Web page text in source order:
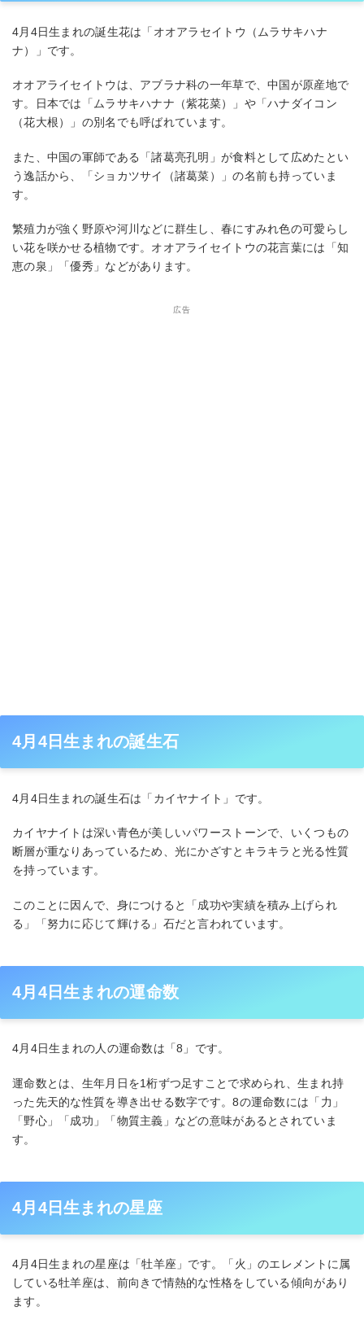
4月4日生まれの誕生花は「オオアラセイトウ（ムラサキハナ
ナ）」です。
オオアライセイトウは、アブラナ科の一年草で、中国が原産地で
す。日本では「ムラサキハナナ（紫花菜）」や「ハナダイコン
（花大根）」の別名でも呼ばれています。
また、中国の軍師である「諸葛亮孔明」が食料として広めたとい
う逸話から、「ショカツサイ（諸葛菜）」の名前も持っていま
す。
繁殖力が強く野原や河川などに群生し、春にすみれ色の可愛らし
い花を咲かせる植物です。オオアライセイトウの花言葉には「知
恵の泉」「優秀」などがあります。
広告
4月4日生まれの誕生石
4月4日生まれの誕生石は「カイヤナイト」です。
カイヤナイトは深い青色が美しいパワーストーンで、いくつもの
断層が重なりあっているため、光にかざすとキラキラと光る性質
を持っています。
このことに因んで、身につけると「成功や実績を積み上げられ
る」「努力に応じて輝ける」石だと言われています。
4月4日生まれの運命数
4月4日生まれの人の運命数は「8」です。
運命数とは、生年月日を1桁ずつ足すことで求められ、生まれ持
った先天的な性質を導き出せる数字です。8の運命数には「力」
「野心」「成功」「物質主義」などの意味があるとされていま
す。
4月4日生まれの星座
4月4日生まれの星座は「牡羊座」です。「火」のエレメントに属
している牡羊座は、前向きで情熱的な性格をしている傾向があり
ます。